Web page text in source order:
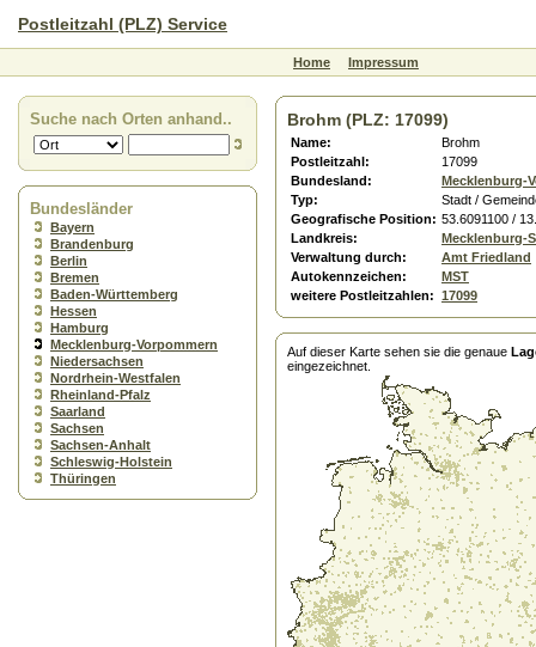
Postleitzahl (PLZ) Service
Home Impressum
Suche nach Orten anhand..
Bundesländer
Bayern
Brandenburg
Berlin
Bremen
Baden-Württemberg
Hessen
Hamburg
Mecklenburg-Vorpommern
Niedersachsen
Nordrhein-Westfalen
Rheinland-Pfalz
Saarland
Sachsen
Sachsen-Anhalt
Schleswig-Holstein
Thüringen
Brohm (PLZ: 17099)
Name:
Brohm
Postleitzahl:
17099
Bundesland:
Mecklenburg-
Typ:
Stadt /
Geografische Position: 53.6091100 /
Landkreis:
Mecklenburg-
Verwaltung durch:
Amt Friedland
Autokennzeichen:
MST
weitere Postleitzahlen: 17099
Auf dieser Karte sehen sie die genaue
eingezeichnet.